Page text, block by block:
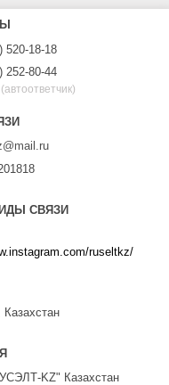
520-18-18
252-80-44
СВЯЗИ
ruseltkz/
Казахстан
KZ" Казахстан